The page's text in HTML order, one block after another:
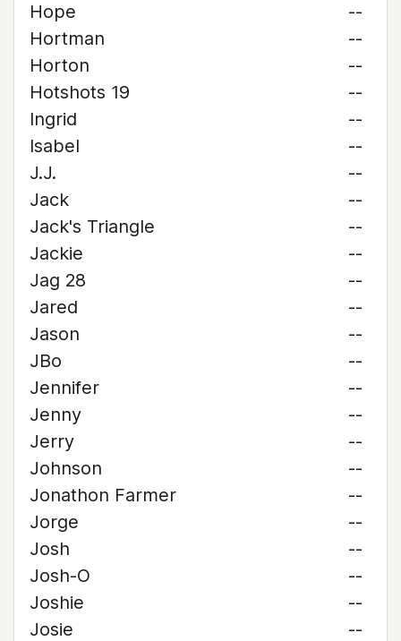
Hope
--
Hortman
--
Horton
--
Hotshots 19
--
Ingrid
--
Isabel
--
J.J.
--
Jack
--
Jack's Triangle
--
Jackie
--
Jag 28
--
Jared
--
Jason
--
JBo
--
Jennifer
--
Jenny
--
Jerry
--
Johnson
--
Jonathon Farmer
--
Jorge
--
Josh
--
Josh-O
--
Joshie
--
Josie
--